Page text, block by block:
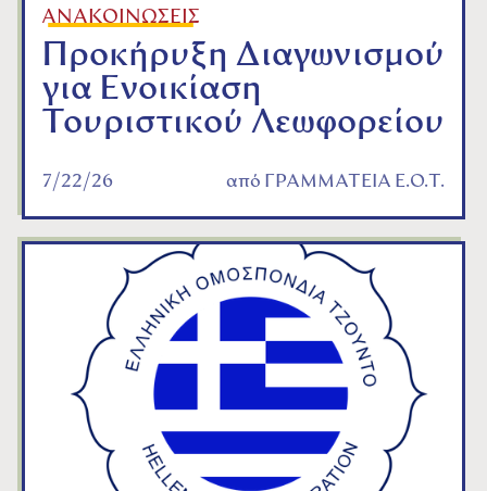
ΑΝΑΚΟΙΝΩΣΕΙΣ
Προκήρυξη Διαγωνισμού
για Ενοικίαση
Τουριστικού Λεωφορείου
7/22/26 από ΓΡΑΜΜΑΤΕΙΑ Ε.Ο.Τ.